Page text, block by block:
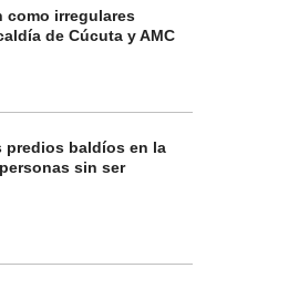
como irregulares
de Cúcuta y AMC
predios baldíos en la
sin ser